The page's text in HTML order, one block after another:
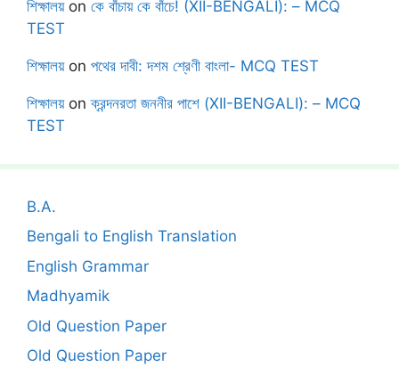
শিক্ষালয়on কে বাঁচায় কে বাঁচে! (XII-BENGALI): – MCQ
TEST
শিক্ষালয়on পথের দাবী: দশম শ্রেণী বাংলা- MCQ TEST
শিক্ষালয়onক্রন্দনরতা জননীর পাশে (XII-BENGALI): – MCQ
TEST
B.A.
Bengali to English Translation
English Grammar
Madhyamik
Old Question Paper
Old Question Paper